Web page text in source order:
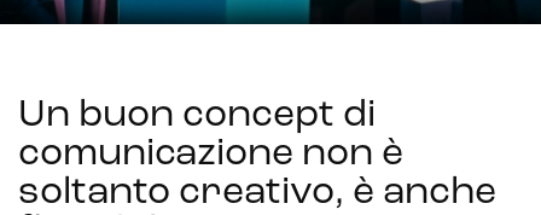
Un buon concept di
comunicazione non è
soltanto creativo, è anche